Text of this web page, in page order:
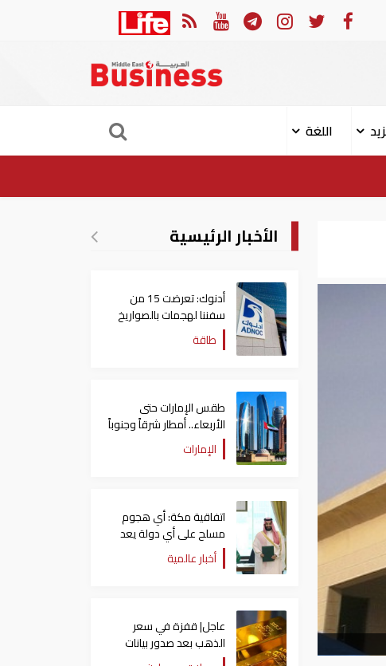
العربي والجامعة العربية يدينون الهجوم الحوثي على نجران بالسعودية
اللغة
الأخبار الرئيسية
أدنوك: تعرضت 15 من
سفننا لهجمات بالصواريخ
والطائرات المسيّرة منذ
بداية النزاع
طاقة
طقس الإمارات حتى
الأربعاء.. أمطار شرقاً وجنوباً
وانخفاض تدريجي للحرارة
الإمارات
اتفاقية مكة: أي هجوم
مسلح على أي دولة يعد
هجوما على الدول الثلاث
جميعا
أخبار عالمية
عاجل| قفزة في سعر
الذهب بعد صدور بيانات
الوظائف الأمريكية